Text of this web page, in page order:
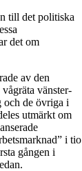
till det politiska
det om
av den
vänster-
och de övriga i
utmärkt om
i tio
gången i